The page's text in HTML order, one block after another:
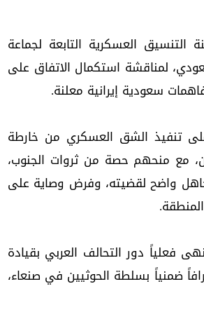
العسكرية التابعة لجماعة
لمناقشة استكمال الاتفاق على
سعودية إيرانية معلنة.
تنفيذ الشق العسكري من خارطة
مع منحهم حصة من ثروات الجنوب،
واضح لقضيته، وفرض وصاية على
فعلياً دور التحالف العربي بقيادة
ضمنياً بسلطة الحوثيين في صنعاء،